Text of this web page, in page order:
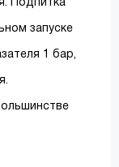
Подпитка
запуске
1 бар,